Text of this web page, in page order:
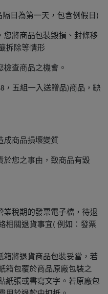
隔日為第一天，包含例假日 )
您將商品包裝毀損、封條移
拆除等情形
查商品之機會。
，五組一入送贈品)商品，缺
成商品損壞變質
於您之事由，致商品有毀
業稅期的發票電子檔，待退
相關退貨事宜( 例如：發票
箱將退貨商品包裝妥當，若
箱包覆於商品原廠包裝之
紙張或書寫文字。若原廠包